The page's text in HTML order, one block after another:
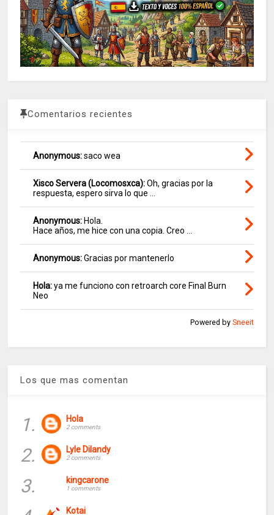
Comentarios recientes
Anonymous:saco wea
Xisco Servera (Locomosxca):Oh, gracias por la
respuesta, espero sirva lo que ...
Anonymous: Hola.
Hace años, me hice con una copia. Creo ...
Anonymous:Gracias por mantenerlo
Hola:ya me funciono con retroarch core Final Burn
Neo
Powered by Sneeit
Los que mas comentan
1. Hola
2 comments
2. Lyle Dilandy
2 comments
3. kingcarone
1 comments
Kotai